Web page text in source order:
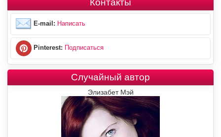
E-mail: Написать
Pinterest: Подписаться
Случайный автор
Элизабет Мэй